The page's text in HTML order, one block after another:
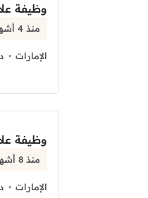
وظيفة
منذ 4 أشهر
الإمارات
وظيفة
منذ 8 أشهر
الإمارات